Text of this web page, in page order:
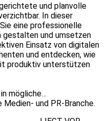
und planvolle
In dieser
eine professionelle
gestalten und umsetzen
Einsatz von digitalen
und entdecken, wie
produktiv unterstützen
mögliche
und PR-Branche.
PR-Skills und